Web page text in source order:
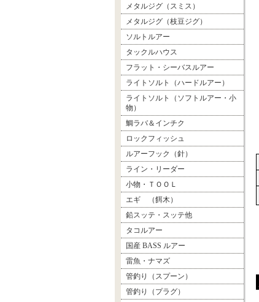
メタルジグ（スミス）
メタルジグ（枝豆ジグ）
ソルトルアー
タックルハウス
フラット・シーバスルアー
ライトソルト（ハードルアー）
ライトソルト（ソフトルアー・小
物）
鯛ラバ＆インチク
ロックフィッシュ
ルアーフック（針）
ライン・リーダー
小物・ＴＯＯＬ
エギ （餌木）
鉛スッテ・スッテ他
タコルアー
国産 BASS ルアー
雷魚・ナマズ
管釣り（スプーン）
管釣り（プラグ）